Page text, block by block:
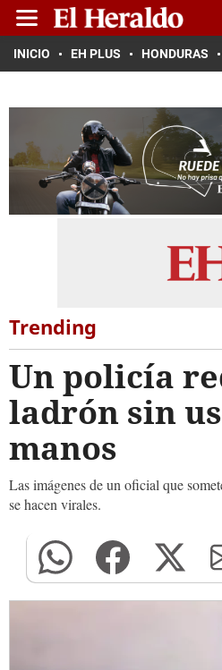
INICIO EH PLUS HONDURAS
Trending
Un policía
ladrón sin
manos
Las imágenes de un oficial que
se hacen virales.